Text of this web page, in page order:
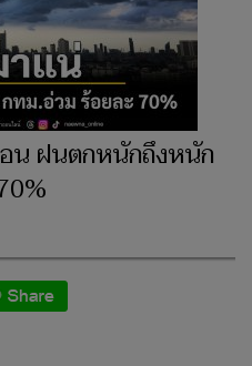
น ฝนตกหนักถึงหนัก